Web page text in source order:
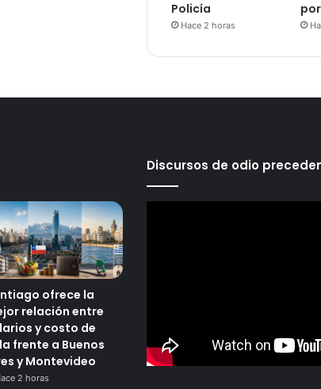
Policía
Hace 2 horas
ofrece la
relación entre
y costo de
frente a Buenos
y Montevideo
2 horas
Discursos de odio